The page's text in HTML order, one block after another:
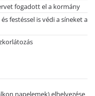
fogadott el a kormány
festéssel is védi a síneket a
napelemek) elhelyezése